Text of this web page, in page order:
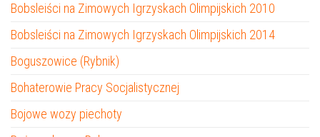
Bobsleiści na Zimowych Igrzyskach Olimpijskich 2010
Bobsleiści na Zimowych Igrzyskach Olimpijskich 2014
Boguszowice (Rybnik)
Bohaterowie Pracy Socjalistycznej
Bojowe wozy piechoty